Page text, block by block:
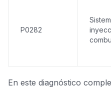
P0282
En este diagnóstico